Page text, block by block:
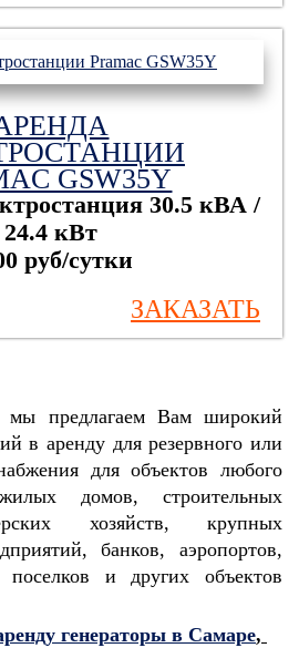
GSW35Y
30.5 кВА /
24.4 кВт
руб/сутки
ЗАКАЗАТЬ
мы предлагаем Вам широкий
в аренду для резервного или
для объектов любого
домов, строительных
хозяйств, крупных
банков, аэропортов,
и других объектов
генераторы в Самаре,